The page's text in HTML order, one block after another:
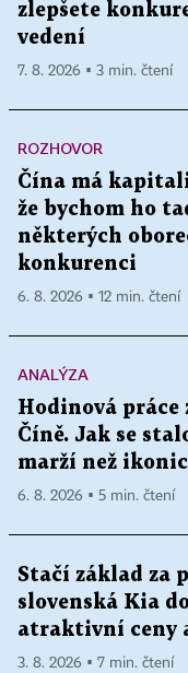
zlepšete
vedení
7. 8. 2026 ▪ 3 min. čtení
ROZHOVOR
Čína má
že bychom ho
některých
konkurenci
6. 8. 2026 ▪ 12 min. čtení
ANALÝZA
Hodinová práce
Číně. Jak se
marží než
6. 8. 2026 ▪ 5 min. čtení
Stačí základ za
slovenská Kia
atraktivní ceny
3. 8. 2026 ▪ 7 min. čtení